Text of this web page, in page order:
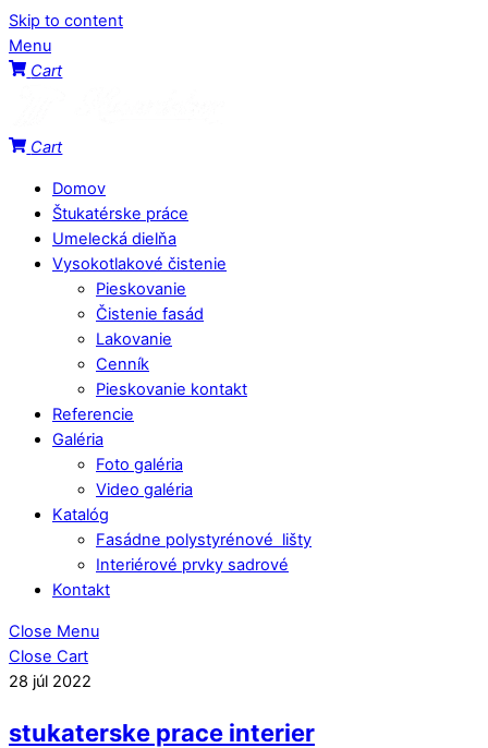
Skip to content
Menu
Cart
Cart
Domov
Štukatérske práce
Umelecká dielňa
Vysokotlakové čistenie
Pieskovanie
Čistenie fasád
Lakovanie
Cenník
Pieskovanie kontakt
Referencie
Galéria
Foto galéria
Video galéria
Katalóg
Fasádne polystyrénové lišty
Interiérové prvky sadrové
Kontakt
Close Menu
Close Cart
28 júl 2022
stukaterske prace interier